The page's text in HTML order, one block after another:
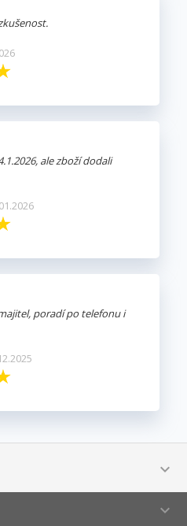
ale zboží dodali
poradí po telefonu i

